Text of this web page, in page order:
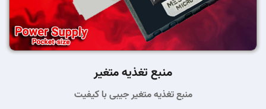
منبع تغذیه متغیر
منبع تغذیه متغیر جیبی با کیفیت